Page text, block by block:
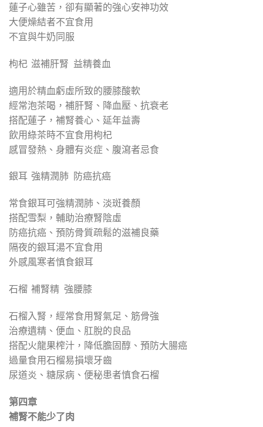
蓮子心雖苦，卻有顯著的強心安神功效
大便燥結者不宜食用
不宜與牛奶同服
枸杞 滋補肝腎 益精養血
適用於精血虧虛所致的腰膝酸軟
經常泡茶喝，補肝腎、降血壓、抗衰老
搭配蓮子，補腎養心、延年益壽
飲用綠茶時不宜食用枸杞
感冒發熱、身體有炎症、腹瀉者忌食
銀耳 強精潤肺 防癌抗癌
常食銀耳可強精潤肺、淡斑養顏
搭配雪梨，輔助治療腎陰虛
防癌抗癌、預防骨質疏鬆的滋補良藥
隔夜的銀耳湯不宜食用
外感風寒者慎食銀耳
石榴 補腎精 強腰膝
石榴入腎，經常食用腎氣足、筋骨強
治療遺精、便血、肛脫的良品
搭配火龍果榨汁，降低膽固醇、預防大腸癌
過量食用石榴易損壞牙齒
尿道炎、糖尿病、便秘患者慎食石榴
第四章
補腎不能少了肉